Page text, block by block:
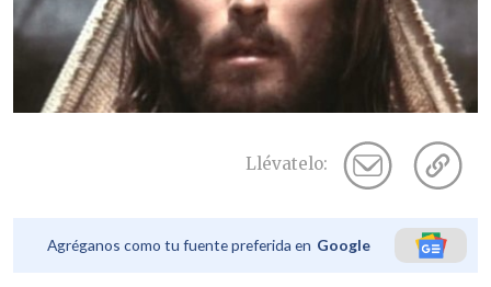
Llévatelo:
Agréganos como tu fuente preferida en Google